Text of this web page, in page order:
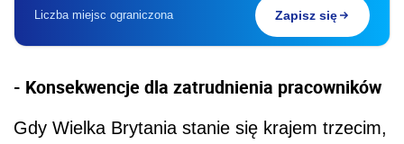
Liczba miejsc ograniczona Zapisz się
- Konsekwencje dla zatrudnienia pracowników
Gdy Wielka Brytania stanie się krajem trzecim,